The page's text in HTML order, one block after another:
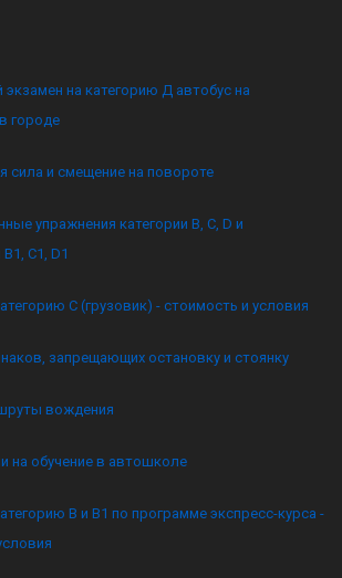
экзамен на категорию Д автобус на
городе
сила и смещение на повороте
упражнения категории B, C, D и
C1, D1
C (грузовик) - стоимость и условия
запрещающих остановку и стоянку
вождения
на обучение в автошколе
B и B1 по программе экспресс-курса -